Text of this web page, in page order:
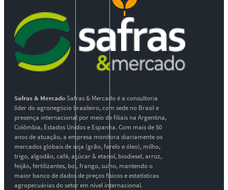
Safras & MercadoSafras & Mercado é a consultoria
líder do agronegócio brasileiro, com sede no Brasil e
presença internacional por meio de filiais na Argentina,
Colômbia, Estados Unidos e Espanha. Com mais de 50
anos de atuação, a empresa monitora diariamente os
mercados globais de soja (grão, farelo e óleo), milho,
trigo, algodão, café, açúcar & etanol, biodiesel, arroz,
feijão, fertilizantes, boi, frango, suíno, mantendo o
maior banco de dados de preços físicos e estatísticas
agropecuárias do setor em nível internacional.